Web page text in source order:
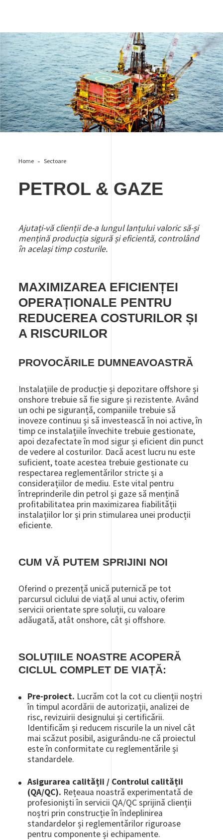
Petrol & gaze
Home Sectoare
PETROL & GAZE
Ajutați-vă clienții de-a lungul lanțului valoric să-și
mențină producția sigură și eficientă, controlând
în același timp costurile.
MAXIMIZAREA EFICIENȚEI
OPERAȚIONALE PENTRU
REDUCEREA COSTURILOR ȘI
A RISCURILOR
PROVOCĂRILE DUMNEAVOASTRĂ
Instalațiile de producție și depozitare offshore și
onshore trebuie să fie sigure și rezistente. Având
un ochi pe siguranță, companiile trebuie să
inoveze continuu și să investească în noi active, în
timp ce instalațiile învechite trebuie gestionate,
apoi dezafectate în mod sigur și eficient din punct
de vedere al costurilor. Dacă acest lucru nu este
suficient, toate acestea trebuie gestionate cu
respectarea reglementărilor stricte și a
considerațiilor de mediu. Este vital pentru
întreprinderile din petrol și gaze să mențină
profitabilitatea prin maximizarea fiabilității
instalațiilor lor și prin stimularea unei producții
eficiente.
CUM VĂ PUTEM SPRIJINI NOI
Oferind o prezență unică puternică pe tot
parcursul ciclului de viață al unui activ, oferim
servicii orientate spre soluții, cu valoare
adăugată, atât onshore, cât și offshore.
SOLUȚIILE NOASTRE ACOPERĂ
CICLUL COMPLET DE VIAȚĂ:
Pre-proiect. Lucrăm cot la cot cu clienții noștri
în timpul acordării de autorizații, analizei de
risc, revizuirii designului și certificării.
Identificăm și reducem riscurile la un nivel cât
mai scăzut posibil, asigurându-ne că proiectul
este în conformitate cu reglementările și
standardele.
Asigurarea calității / Controlul calității
(QA/QC). Rețeaua noastră experimentată de
profesioniști în servicii QA/QC sprijină clienții
noștri prin construcție în îndeplinirea
standardelor și reglementărilor riguroase
pentru componente și echipamente.